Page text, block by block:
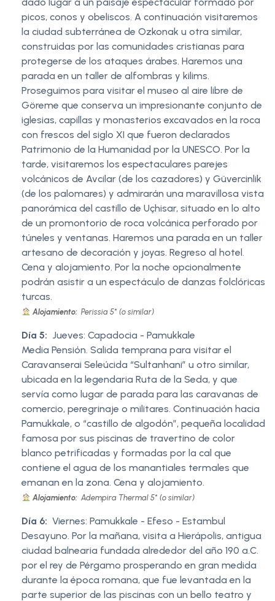
picos, conos y obeliscos. A continuación visitaremos
la ciudad subterránea de Ozkonak u otra similar,
construidas por las comunidades cristianas para
protegerse de los ataques árabes. Haremos una
parada en un taller de alfombras y kilims.
Proseguimos para visitar el museo al aire libre de
Göreme que conserva un impresionante conjunto de
iglesias, capillas y monasterios excavados en la roca
con frescos del siglo XI que fueron declarados
Patrimonio de la Humanidad por la UNESCO. Por la
tarde, visitaremos los espectaculares parejes
volcánicos de Avcilar (de los cazadores) y Güvercinlik
(de los palomares) y admirarán una maravillosa vista
panorámica del castillo de Uçhisar, situado en lo alto
de un promontorio de roca volcánica perforado por
túneles y ventanas. Haremos una parada en un taller
artesano de decoración y joyas. Regreso al hotel.
Cena y alojamiento. Por la noche opcionalmente
podrán asistir a un espectáculo de danzas folclóricas
turcas.
Alojamiento: Perissia 5* (o similar)
Día 5: Jueves: Capadocia - Pamukkale
Media Pensión. Salida temprana para visitar el
Caravanserai Seleúcida “Sultanhani” u otro similar,
ubicada en la legendaria Ruta de la Seda, y que
servía como lugar de parada para las caravanas de
comercio, peregrinaje o militares. Continuación hacia
Pamukkale, o “castillo de algodón”, pequeña localidad
famosa por sus piscinas de travertino de color
blanco petrificadas y formadas por la cal que
contiene el agua de los manantiales termales que
emanan en la zona. Cena y alojamiento.
Alojamiento: Adempira Thermal 5* (o similar)
Día 6: Viernes: Pamukkale - Efeso - Estambul
Desayuno. Por la mañana, visita a Hierápolis, antigua
ciudad balnearia fundada alrededor del año 190 a.C.
por el rey de Pérgamo prosperando en gran medida
durante la época romana, que fue levantada en la
parte superior de las piscinas con un bello teatro y